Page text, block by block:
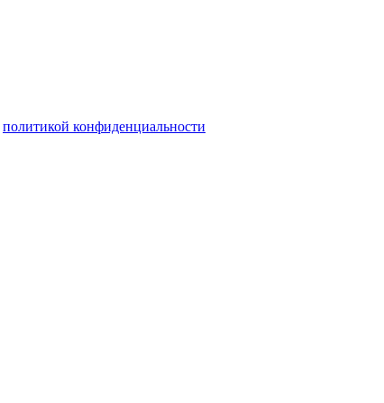
политикой конфиденциальности